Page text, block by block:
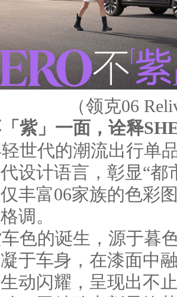
（领克06
紫」一面 ， 诠释
世代的潮流出行单
设计语言，彰显“都
丰富06家族的色彩
调。
色的诞生，源于暮
于车身，在漆面中
动闪耀，呈现出不